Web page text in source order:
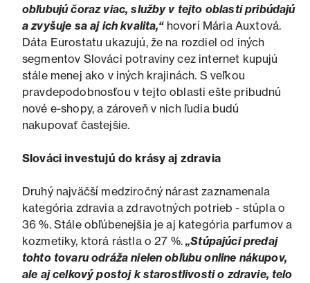
obľubujú čoraz viac, služby v tejto oblasti pribúdajú
a zvyšuje sa aj ich kvalita,“hovorí Mária Auxtová.
Dáta Eurostatu ukazujú, že na rozdiel od iných
segmentov Slováci potraviny cez internet kupujú
stále menej ako v iných krajinách. S veľkou
pravdepodobnosťou v tejto oblasti ešte pribudnú
nové e-shopy, a zároveň v nich ľudia budú
nakupovať častejšie.
Slováci investujú do krásy aj zdravia
Druhý najväčší medziročný nárast zaznamenala
kategória zdravia a zdravotných potrieb - stúpla o
36 %. Stále obľúbenejšia je aj kategória parfumov a
kozmetiky, ktorá rástla o 27 %.„Stúpajúci predaj
tohto tovaru odráža nielen obľubu online nákupov,
ale aj celkový postoj k starostlivosti o zdravie, telo